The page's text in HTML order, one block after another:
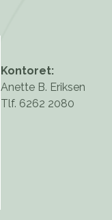
Kontoret:
Anette B. Eriksen
Tlf. 6262 2080